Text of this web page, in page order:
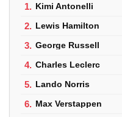
1. Kimi Antonelli
2. Lewis Hamilton
3. George Russell
4. Charles Leclerc
5. Lando Norris
6. Max Verstappen